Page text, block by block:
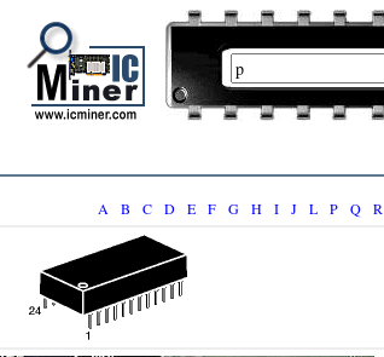
A B C D E F G H I J L P Q R